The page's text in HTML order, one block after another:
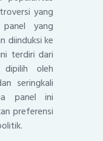
yang
yang
diinduksi ke
terdiri dari
oleh
seringkali
panel ini
preferensi